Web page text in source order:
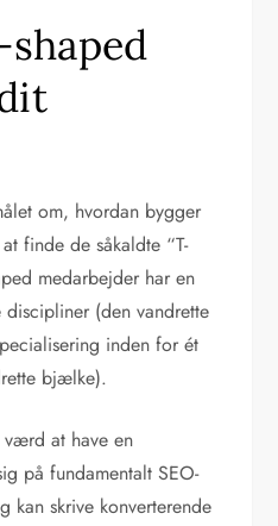
om, hvordan bygger
finde de såkaldte “T-
medarbejder har en
(den vandrette
inden for ét
bjælke).
at have en
på fundamentalt SEO-
kan skrive konverterende